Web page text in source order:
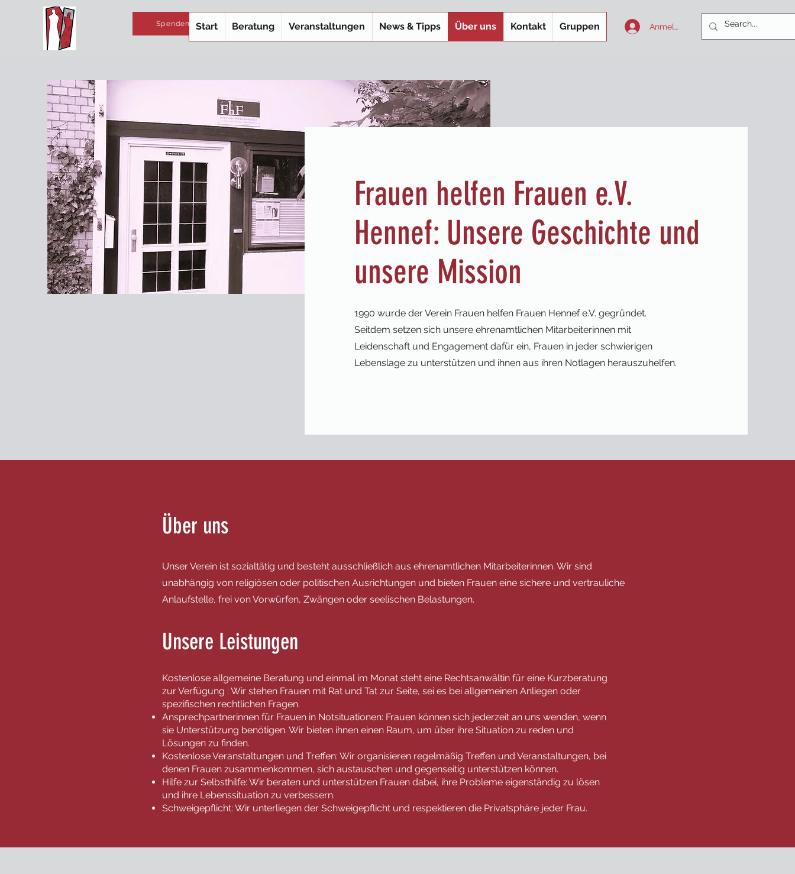
Spenden Start Beratung Veranstaltungen News & Tipps Über uns Kontakt Gruppen Anmelden
Frauen helfen Frauen e.V.
Hennef: Unsere Geschichte und
unsere Mission
1990 wurde der Verein Frauen helfen Frauen Hennef e.V. gegründet.
Seitdem setzen sich unsere ehrenamtlichen Mitarbeiterinnen mit
Leidenschaft und Engagement dafür ein, Frauen in jeder schwierigen
Lebenslage zu unterstützen und ihnen aus ihren Notlagen herauszuhelfen.
Über uns
Unser Verein ist sozialtätig und besteht ausschließlich aus ehrenamtlichen Mitarbeiterinnen. Wir sind
unabhängig von religiösen oder politischen Ausrichtungen und bieten Frauen eine sichere und vertrauliche
Anlaufstelle, frei von Vorwürfen, Zwängen oder seelischen Belastungen.
Unsere Leistungen
Kostenlose allgemeine Beratung und einmal im Monat steht eine Rechtsanwältin für eine Kurzberatung
zur Verfügung : Wir stehen Frauen mit Rat und Tat zur Seite, sei es bei allgemeinen Anliegen oder
spezifischen rechtlichen Fragen.
Ansprechpartnerinnen für Frauen in Notsituationen: Frauen können sich jederzeit an uns wenden, wenn
sie Unterstützung benötigen. Wir bieten ihnen einen Raum, um über ihre Situation zu reden und
Lösungen zu finden.
Kostenlose Veranstaltungen und Treffen: Wir organisieren regelmäßig Treffen und Veranstaltungen, bei
denen Frauen zusammenkommen, sich austauschen und gegenseitig unterstützen können.
Hilfe zur Selbsthilfe: Wir beraten und unterstützen Frauen dabei, ihre Probleme eigenständig zu lösen
und ihre Lebenssituation zu verbessern.
Schweigepflicht: Wir unterliegen der Schweigepflicht und respektieren die Privatsphäre jeder Frau.